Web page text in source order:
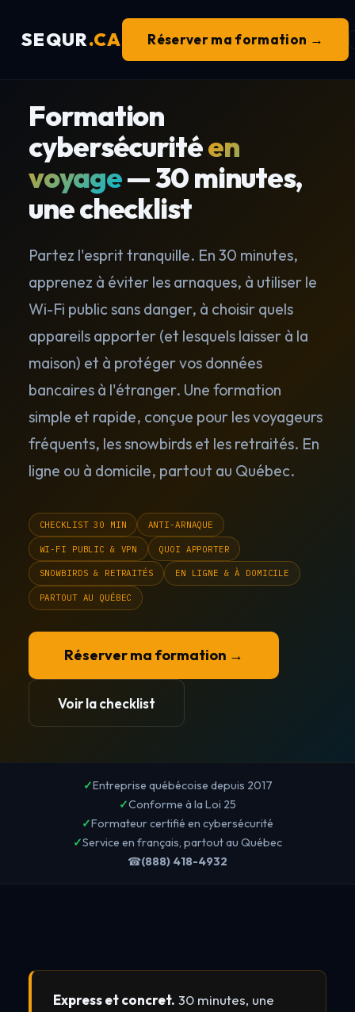
SEQUR.CA Réserver ma formation →
FORMATIONS
Formation
cybersécuritéen
voyage— 30 minutes,
une checklist
Partez l'esprit tranquille. En 30 minutes,
apprenez à éviter les arnaques, à utiliser le
Wi-Fi public sans danger, à choisir quels
appareils apporter (et lesquels laisser à la
maison) et à protéger vos données
bancaires à l'étranger. Une formation
simple et rapide, conçue pour les voyageurs
fréquents, les snowbirds et les retraités. En
ligne ou à domicile, partout au Québec.
CHECKLIST 30 MIN ANTI-ARNAQUE
WI-FI PUBLIC & VPN QUOI APPORTER
SNOWBIRDS & RETRAITÉS EN LIGNE & À DOMICILE
PARTOUT AU QUÉBEC
Réserver ma formation →
Voir la checklist
✓Entreprise québécoise depuis 2017
✓Conforme à la Loi 25
✓Formateur certifié en cybersécurité
✓Service en français, partout au Québec
☎(888) 418-4932
Express et concret. 30 minutes, une